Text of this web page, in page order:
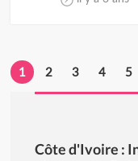
1 2 3 4 5
Côte d'Ivoire :